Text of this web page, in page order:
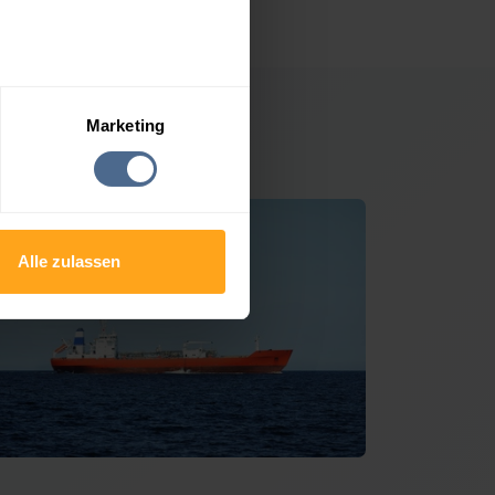
Marketing
Alle zulassen